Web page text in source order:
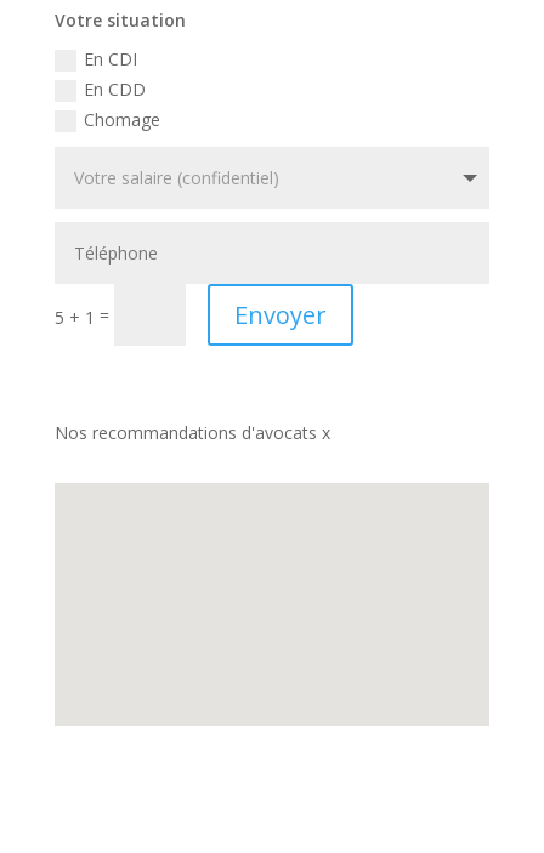
Votre situation
En CDI
En CDD
Chomage
5 + 1 = Envoyer
Nos recommandations d'avocats x